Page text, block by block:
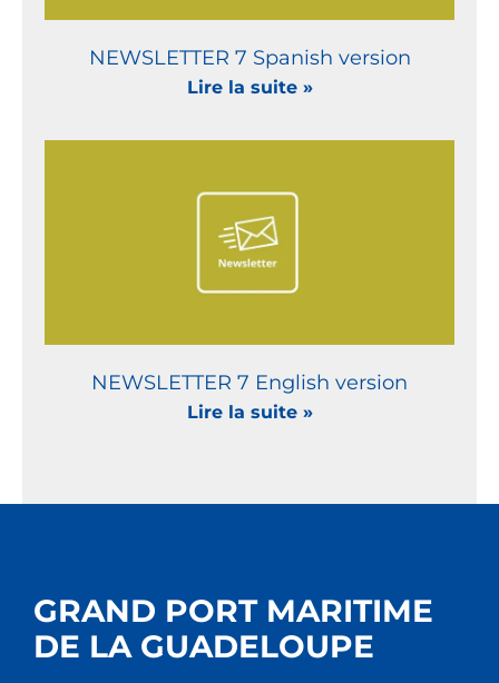
NEWSLETTER 7 Spanish version
Lire la suite »
NEWSLETTER 7 English version
Lire la suite »
GRAND PORT MARITIME
DE LA GUADELOUPE